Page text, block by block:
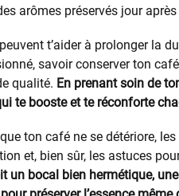
arômes préservés jour après
t’aider à prolonger la
savoir conserver ton
qualité. En prenant soin de
te booste et te réconforte
ton café ne se détériore,
et, bien sûr, les astuces
un bocal bien hermétique,